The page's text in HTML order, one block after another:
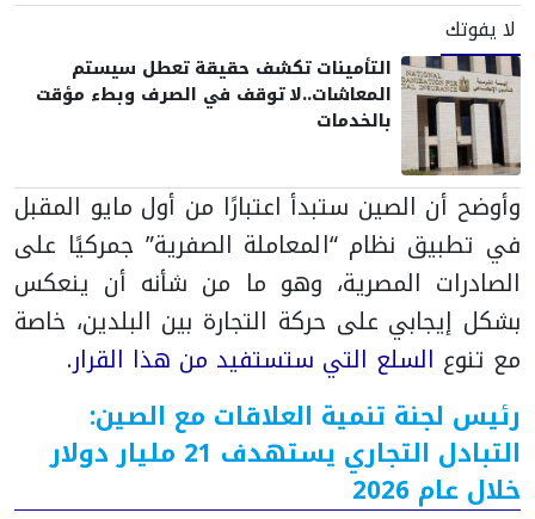
لا يفوتك
التأمينات تكشف حقيقة تعطل سيستم
المعاشات..لا توقف في الصرف وبطء مؤقت
بالخدمات
وأوضح أن الصين ستبدأ اعتبارًا من أول مايو المقبل
في تطبيق نظام “المعاملة الصفرية” جمركيًا على
الصادرات المصرية، وهو ما من شأنه أن ينعكس
بشكل إيجابي على حركة التجارة بين البلدين، خاصة
مع تنوع السلع التي ستستفيد من هذا القرار.
رئيس لجنة تنمية العلاقات مع الصين:
التبادل التجاري يستهدف 21 مليار دولار
خلال عام 2026